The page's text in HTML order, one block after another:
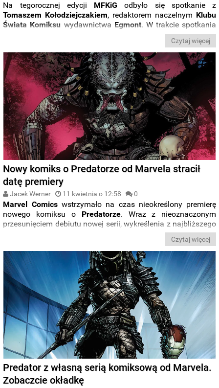
Na tegorocznej edycji MFKiG odbyło się spotkanie z
Tomaszem Kołodziejczakiem, redaktorem naczelnym Klubu
Świata Komiksu wydawnictwa Egmont. W trakcie spotkania
zapowiedzi komiksowe na
ze spotkania
oraz spis zapowiedzianych komiksów znajdziecie poniżej.
Czytaj więcej
Nowy komiks o Predatorze od Marvela stracił
datę premiery
Jacek Werner 11 kwietnia o 12:58 0
Marvel Comicswstrzymało na czas nieokreślony premierę
nowego komiksu o Predatorze. Wraz z nieoznaczonym
przesunięciem debiutu nowej serii, wykreślenia z najbliższego
kalendarium premier doczekał się też planowanyomnibusi
Czytaj więcej
Predator z własną serią komiksową od Marvela.
Zobaczcie okładkę